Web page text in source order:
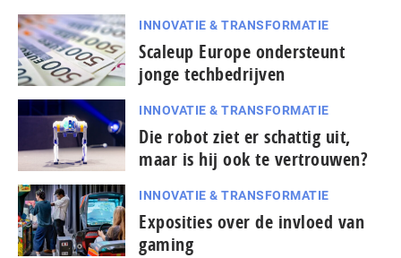
INNOVATIE & TRANSFORMATIE
Scaleup Europe ondersteunt
jonge techbedrijven
INNOVATIE & TRANSFORMATIE
Die robot ziet er schattig uit,
maar is hij ook te vertrouwen?
INNOVATIE & TRANSFORMATIE
Exposities over de invloed van
gaming